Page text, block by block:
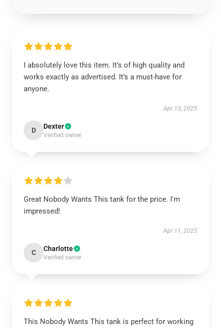
I absolutely love this item. It’s of high quality and
works exactly as advertised. It’s a must-have for
anyone.
Apr 13, 2025
D Dexter
Verified owner
Great Nobody Wants This tank for the price. I'm
impressed!
Apr 11, 2025
C Charlotte
Verified owner
This Nobody Wants This tank is perfect for working